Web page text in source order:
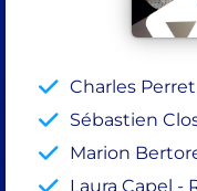
Charles
Sébastien
Marion
Laura Capel -